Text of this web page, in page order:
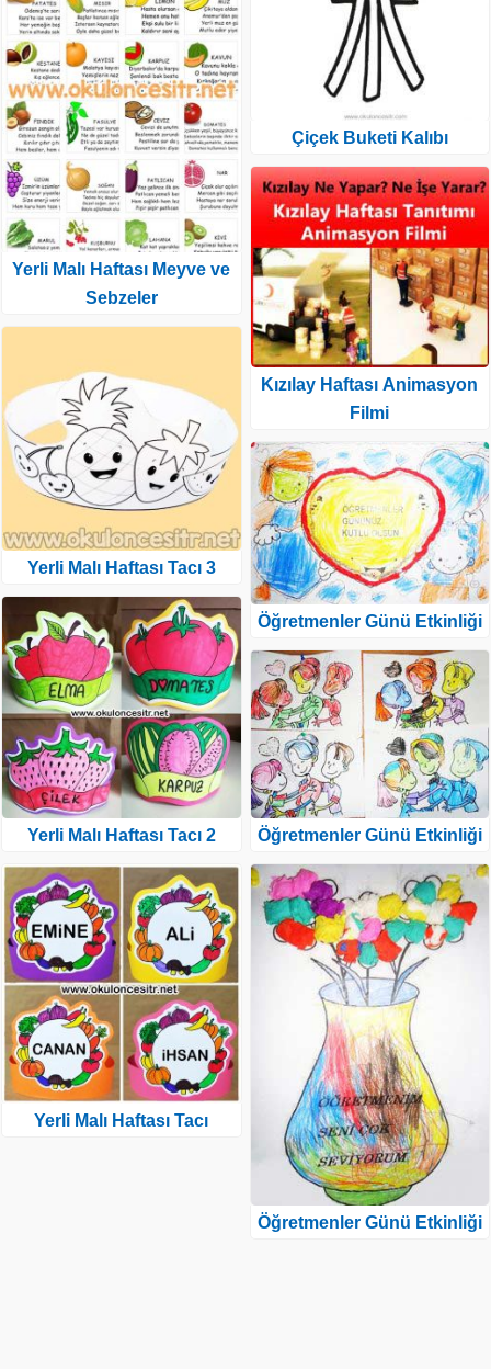
Yerli Malı Haftası Meyve ve
Sebzeler
Yerli Malı Haftası Tacı 3
Yerli Malı Haftası Tacı 2
Yerli Malı Haftası Tacı
Çiçek Buketi Kalıbı
Kızılay Haftası Animasyon
Filmi
Öğretmenler Günü Etkinliği
Öğretmenler Günü Etkinliği
Öğretmenler Günü Etkinliği